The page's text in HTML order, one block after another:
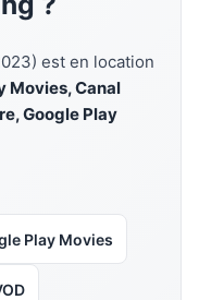
est en location
Movies, Canal
Google Play
Play Movies